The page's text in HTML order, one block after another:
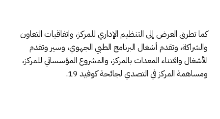
كما تطرق العرض إلى التنظيم الإداري للمركز، واتفاقيات التعاون
والشراكة، وتقدم أشغال البرنامج الطبي الجهوي، وسير وتقدم
الأشغال واقتناء المعدات بالمركز، والمشروع المؤسساتي للمركز،
ومساهمة المركز في التصدي لجائحة كوفيد 19.